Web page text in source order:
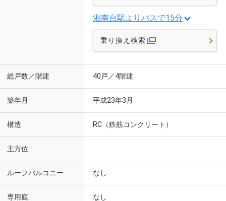
湘南台駅よりバスで15分
乗り換え検索
総戸数／階建 40戸／4階建
築年月 平成23年3月
構造 RC（鉄筋コンクリート）
主方位
ルーフバルコニー なし
専用庭 なし